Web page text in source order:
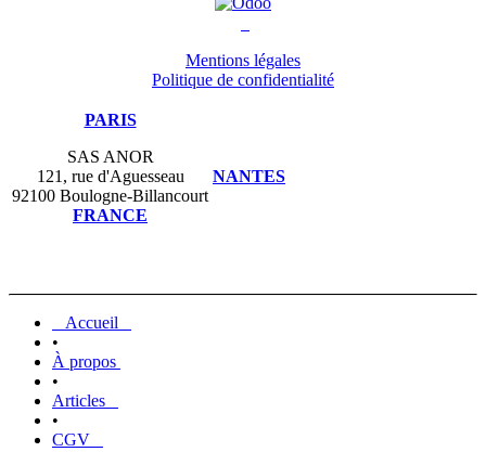
Mentions légales
Politique de confidentialité
PARIS
SAS ANOR
121, rue d'Aguesseau
92100 Boulogne-Billancourt
FRANCE
NANTES
Accueil
•
À propos
•
Articles
•
CGV